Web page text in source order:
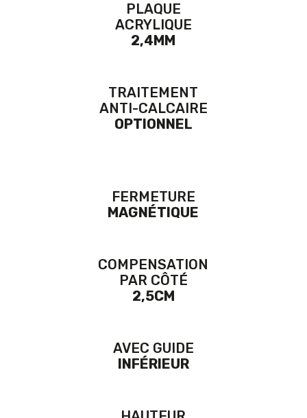
PLAQUE
ACRYLIQUE
2,4MM
TRAITEMENT
ANTI-CALCAIRE
OPTIONNEL
FERMETURE
MAGNÉTIQUE
COMPENSATION
PAR CÔTÉ
2,5CM
AVEC GUIDE
INFÉRIEUR